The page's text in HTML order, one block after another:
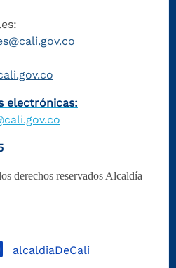
electrónicas:
derechos reservados Alcaldía
alcaldiaDeCali